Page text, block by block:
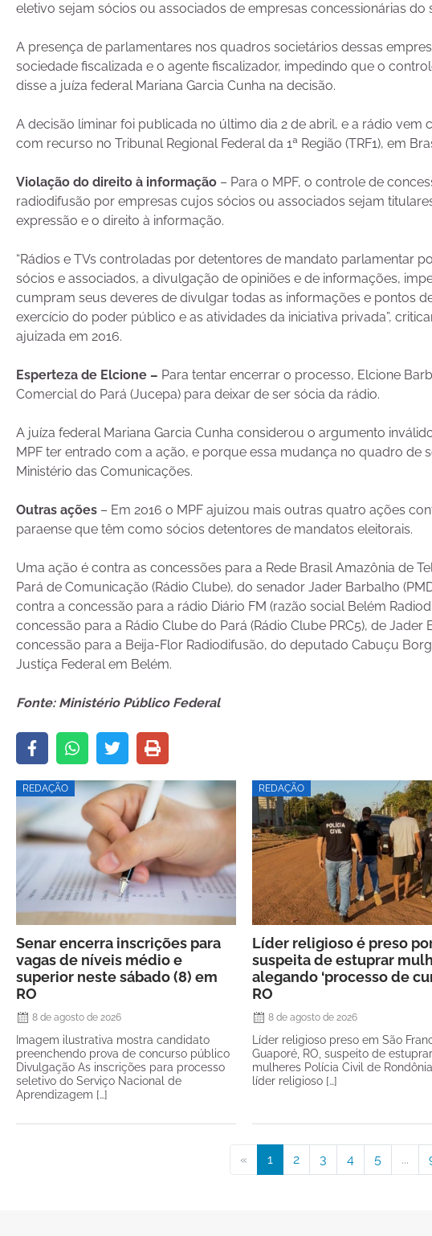
eletivo sejam sócios ou associados de empresas concessionárias
A presença de parlamentares nos quadros societários dessas
sociedade fiscalizada e o agente fiscalizador, impedindo que o
disse a juíza federal Mariana Garcia Cunha na decisão.
A decisão liminar foi publicada no último dia 2 de abril, e a rádio
com recurso no Tribunal Regional Federal da 1ª Região (TRF1), em
Violação do direito à informação – Para o MPF, o controle de
radiodifusão por empresas cujos sócios ou associados sejam
expressão e o direito à informação.
“Rádios e TVs controladas por detentores de mandato parlamentar
sócios e associados, a divulgação de opiniões e de informações,
cumpram seus deveres de divulgar todas as informações e pontos
exercício do poder público e as atividades da iniciativa privada”,
ajuizada em 2016.
Esperteza de Elcione – Para tentar encerrar o processo, Elcione
Comercial do Pará (Jucepa) para deixar de ser sócia da rádio.
A juíza federal Mariana Garcia Cunha considerou o argumento
MPF ter entrado com a ação, e porque essa mudança no quadro de
Ministério das Comunicações.
Outras ações – Em 2016 o MPF ajuizou mais outras quatro ações
paraense que têm como sócios detentores de mandatos eleitorais.
Uma ação é contra as concessões para a Rede Brasil Amazônia de
Pará de Comunicação (Rádio Clube), do senador Jader Barbalho
contra a concessão para a rádio Diário FM (razão social Belém
concessão para a Rádio Clube do Pará (Rádio Clube PRC5), de
concessão para a Beija-Flor Radiodifusão, do deputado Cabuçu
Justiça Federal em Belém.
Fonte: Ministério Público Federal
REDAÇÃO
Senar encerra inscrições para
vagas de níveis médio e
superior neste sábado (8) em
RO
8 de agosto de 2026
Imagem ilustrativa mostra candidato
preenchendo prova de concurso público
Divulgação As inscrições para processo
seletivo do Serviço Nacional de
Aprendizagem […]
REDAÇÃO
Líder religioso é preso
suspeita de estuprar
alegando ‘processo de
RO
8 de agosto de 2026
Líder religioso preso em São
Guaporé, RO, suspeito de estuprar
mulheres Polícia Civil de
líder religioso […]
« 1 2 3 4 5 ...